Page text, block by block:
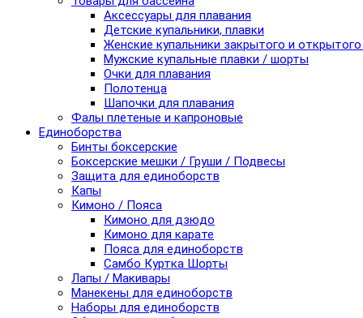
Аксессуары для плавания
Детские купальники, плавки
Женские купальники закрытого и
Мужские купальные плавки / шорты
Очки для плавания
Полотенца
Шапочки для плавания
Фалы плетеные и капроновые
Единоборства
Бинты боксерские
Боксерские мешки / Груши / Подвесы
Защита для единоборств
Капы
Кимоно / Пояса
Кимоно для дзюдо
Кимоно для карате
Пояса для единоборств
Самбо Куртка Шорты
Лапы / Макивары
Манекены для единоборств
Наборы для единоборств